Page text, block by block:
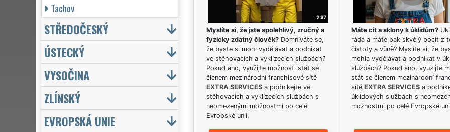
Myslíte si, že jste spolehlivý, zručný a
fyzicky zdatný člověk?Domníváte se,
že byste si mohl vydělávat a podnikat
ve stěhovacích a vyklízecích službách?
Pokud ano, využijte možnosti stát se
členem mezinárodní franchisové sítě
EXTRA SERVICESa podnikejte ve
stěhovacích a vyklízecích službách s
neomezenými možnostmi po celé
Evropské unii.
Máte cit a sklony k úklidům?
ráda a máte pak skvělý pocit z
čistoty a vůně? Myslíte si, že
mohla vydělávat a podnikat v
službách? Pokud ano, využijte
stát se členem mezinárodní
sítě EXTRA SERVICESa
úklidových službách s
možnostmi po celé Evropské
Tachov
STŘEDOČESKÝ
ÚSTECKÝ
VYSOČINA
ZLÍNSKÝ
EVROPSKÁ UNIE